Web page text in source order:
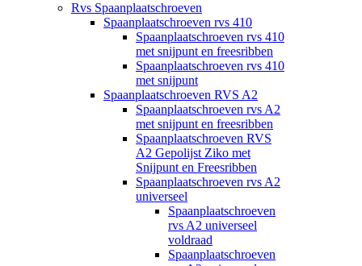
Rvs Spaanplaatschroeven
Spaanplaatschroeven rvs 410
Spaanplaatschroeven rvs 410
met snijpunt en freesribben
Spaanplaatschroeven rvs 410
met snijpunt
Spaanplaatschroeven RVS A2
Spaanplaatschroeven rvs A2
met snijpunt en freesribben
Spaanplaatschroeven RVS
A2 Gepolijst Ziko met
Snijpunt en Freesribben
Spaanplaatschroeven rvs A2
universeel
Spaanplaatschroeven
rvs A2 universeel
voldraad
Spaanplaatschroeven